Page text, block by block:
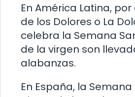
En América Latina,
de los Dolores o La
celebra la Semana
de la virgen son
alabanzas.
En España, la